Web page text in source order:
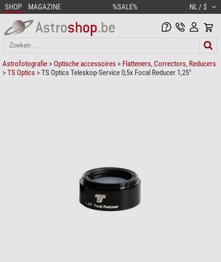
SHOP MAGAZINE %SALE% NL / $
Astrofotografie > Optische accessoires > Flatteners, Correctors, Reducers
>TS Optics > TS Optics Teleskop-Service 0,5x Focal Reducer 1,25"